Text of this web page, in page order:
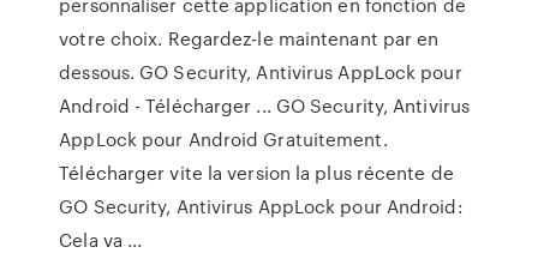
votre choix. Regardez-le maintenant par en
dessous. GO Security, Antivirus AppLock pour
Android - Télécharger ... GO Security, Antivirus
AppLock pour Android Gratuitement.
Télécharger vite la version la plus récente de
GO Security, Antivirus AppLock pour Android:
Cela va ...